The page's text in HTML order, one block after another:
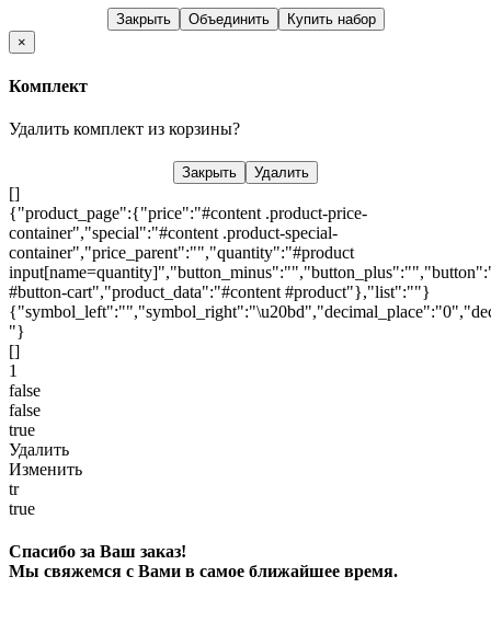
Закрыть Объединить
Купить набор
×
Комплект
Удалить комплект из корзины?
Закрыть Удалить
[]
{"product_page":{"price":"#content .product-price-
container","special":"#content .product-special-
container","price_parent":"","quantity":"#product
#button-cart","product_data":"#content #product"},"list":""}
"}
[]
1
false
false
true
Удалить
Изменить
tr
true
Спасибо за Ваш заказ!
Мы свяжемся с Вами в самое ближайшее время.